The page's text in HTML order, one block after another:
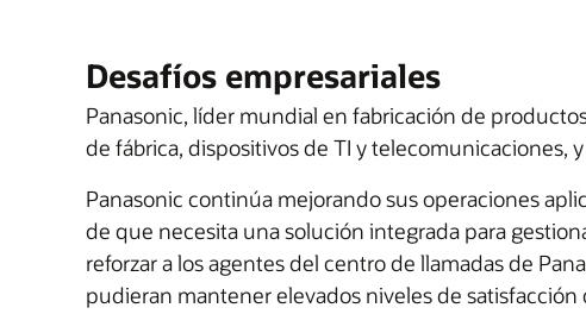
Desafíos empresariales
Panasonic, líder mundial en fabricación de
de fábrica, dispositivos de TI y telecomunicaciones,
Panasonic continúa mejorando sus operaciones
de que necesita una solución integrada para
reforzar a los agentes del centro de llamadas de
pudieran mantener elevados niveles de